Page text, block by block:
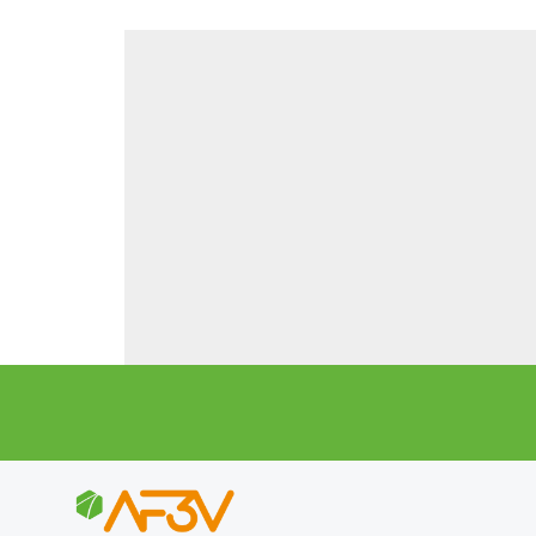
peut être franchi à pied en tenant le vélo à la main,
Accès en train : gares SNCF de Nevers, et de